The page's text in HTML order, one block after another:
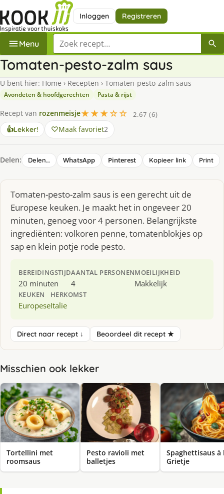
Inloggen Registreren
Menu Zoek een recept
Tomaten-pesto-zalm saus
U bent hier: Home › Recepten › Tomaten-pesto-zalm saus
Avondeten & hoofdgerechten Pasta & rijst
Recept van rozenmeisje★★★☆☆
2.67 (6)
👍Lekker! Maak favoriet2
Delen: Delen… WhatsApp Pinterest Kopieer link Print
Tomaten-pesto-zalm saus is een gerecht uit de
Europese keuken. Je maakt het in ongeveer 20
minuten, genoeg voor 4 personen. Belangrijkste
ingrediënten: volkoren penne, tomatenblokjes op
sap en klein potje rode pesto.
BEREIDINGSTIJD
20 minuten
AANTAL PERSONEN
4
MOEILIJKHEID
Makkelijk
KEUKEN
Europese
HERKOMST
Italie
Direct naar recept ↓ Beoordeel dit recept ★
Misschien ook lekker
Tortellini met
roomsaus
Pesto ravioli met
balletjes
Spaghettisaus à
Grietje